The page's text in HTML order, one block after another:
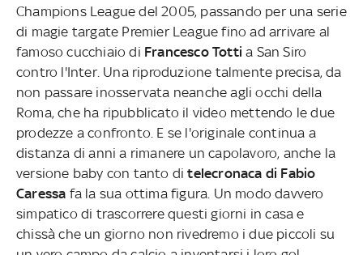
Champions League del 2005, passando per una serie
di magie targate Premier League fino ad arrivare al
famoso cucchiaio di Francesco Totti a San Siro
contro l'Inter. Una riproduzione talmente precisa, da
non passare inosservata neanche agli occhi della
Roma, che ha ripubblicato il video mettendo le due
prodezze a confronto. E se l'originale continua a
distanza di anni a rimanere un capolavoro, anche la
versione baby con tanto ditelecronaca di Fabio
Caressa fa la sua ottima figura. Un modo davvero
simpatico di trascorrere questi giorni in casa e
chissà che un giorno non rivedremo i due piccoli su